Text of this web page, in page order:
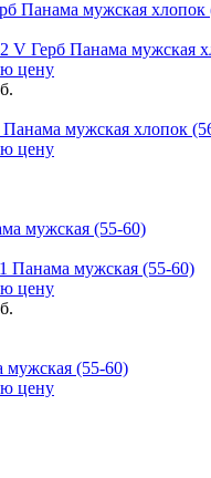
V Герб Панама мужская
цену
мужская хлопок
цену
Панама мужская (55-60)
цену
мужская (55-60)
цену